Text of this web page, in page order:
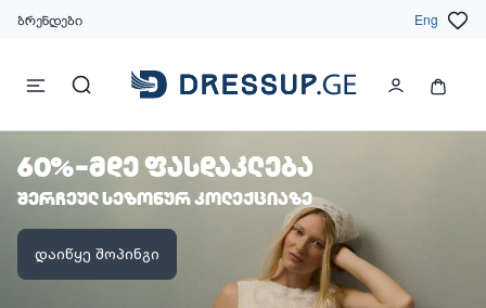
ბრენდები Eng
60%-მდე ფასდაკლება
შერჩეულ სეზონურ კოლექციაზე
დაიწყე შოპინგი